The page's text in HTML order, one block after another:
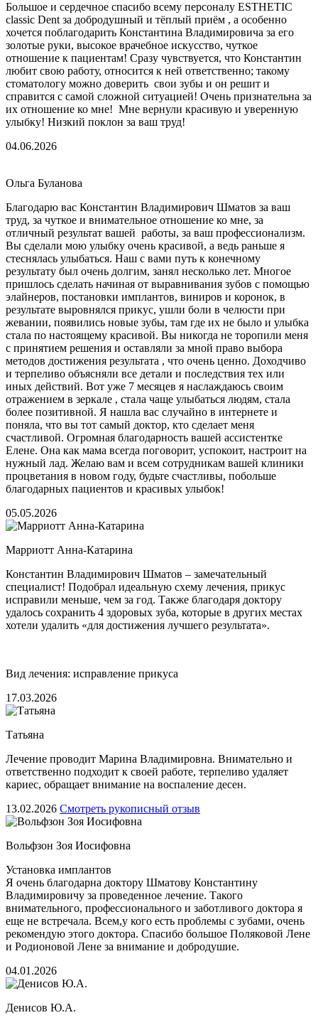
Большое и сердечное спасибо всему персоналу ESTHETIC
classic Dent за добродушный и тёплый приём , а особенно
хочется поблагодарить Константина Владимировича за его
золотые руки, высокое врачебное искусство, чуткое
отношение к пациентам! Сразу чувствуется, что Константин
любит свою работу, относится к ней ответственно; такому
стоматологу можно доверить свои зубы и он решит и
справится с самой сложной ситуацией! Очень признательна за
их отношение ко мне! Мне вернули красивую и уверенную
улыбку! Низкий поклон за ваш труд!
04.06.2026
Ольга Буланова
Благодарю вас Константин Владимирович Шматов за ваш
труд, за чуткое и внимательное отношение ко мне, за
отличный результат вашей работы, за ваш профессионализм.
Вы сделали мою улыбку очень красивой, а ведь раньше я
стеснялась улыбаться. Наш с вами путь к конечному
результату был очень долгим, занял несколько лет. Многое
пришлось сделать начиная от выравнивания зубов с помощью
элайнеров, постановки имплантов, виниров и коронок, в
результате выровнялся прикус, ушли боли в челюсти при
жевании, появились новые зубы, там где их не было и улыбка
стала по настоящему красивой. Вы никогда не торопили меня
с принятием решения и оставляли за мной право выбора
методов достижения результата , что очень ценно. Доходчиво
и терпеливо объясняли все детали и последствия тех или
иных действий. Вот уже 7 месяцев я наслаждаюсь своим
отражением в зеркале , стала чаще улыбаться людям, стала
более позитивной. Я нашла вас случайно в интернете и
поняла, что вы тот самый доктор, кто сделает меня
счастливой. Огромная благодарность вашей ассистентке
Елене. Она как мама всегда поговорит, успокоит, настроит на
нужный лад. Желаю вам и всем сотрудникам вашей клиники
процветания в новом году, будьте счастливы, побольше
благодарных пациентов и красивых улыбок!
05.05.2026
Марриотт Анна-Катарина
Константин Владимирович Шматов – замечательный
специалист! Подобрал идеальную схему лечения, прикус
исправили меньше, чем за год. Также благодаря доктору
удалось сохранить 4 здоровых зуба, которые в других местах
хотели удалить «для достижения лучшего результата».
Вид лечения: исправление прикуса
17.03.2026
Татьяна
Лечение проводит Марина Владимировна. Внимательно и
ответственно подходит к своей работе, терпеливо удаляет
кариес, обращает внимание на воспаление десен.
13.02.2026 Смотреть рукописный отзыв
Вольфзон Зоя Иосифовна
Установка имплантов
Я очень благодарна доктору Шматову Константину
Владимировичу за проведенное лечение. Такого
внимательного, профессионального и заботливого доктора я
еще не встречала. Всем,у кого есть проблемы с зубами, очень
рекомендую этого доктора. Спасибо большое Поляковой Лене
и Родионовой Лене за внимание и добродушие.
04.01.2026
Денисов Ю.А.